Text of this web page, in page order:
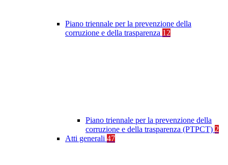
Piano triennale per la prevenzione della
corruzione e della trasparenza 12
Piano triennale per la prevenzione della
corruzione e della trasparenza (PTPCT) 2
Atti generali 47